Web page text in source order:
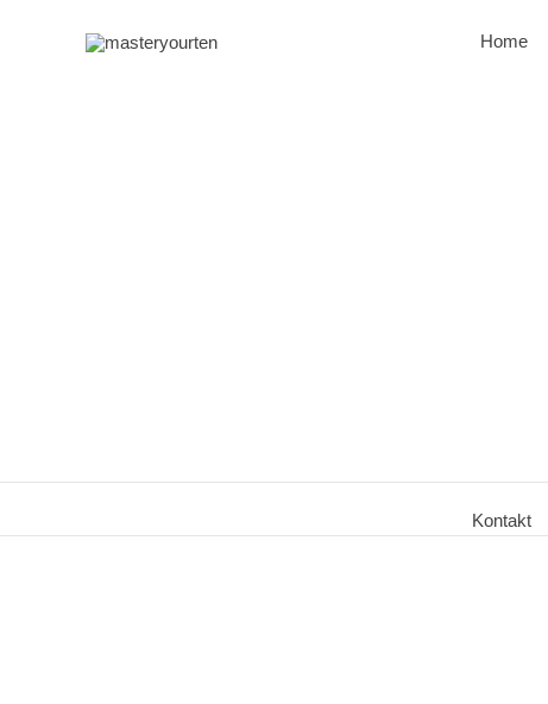
Home
Kontakt